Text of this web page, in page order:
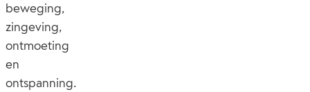
beweging,
zingeving,
ontmoeting
en
ontspanning.